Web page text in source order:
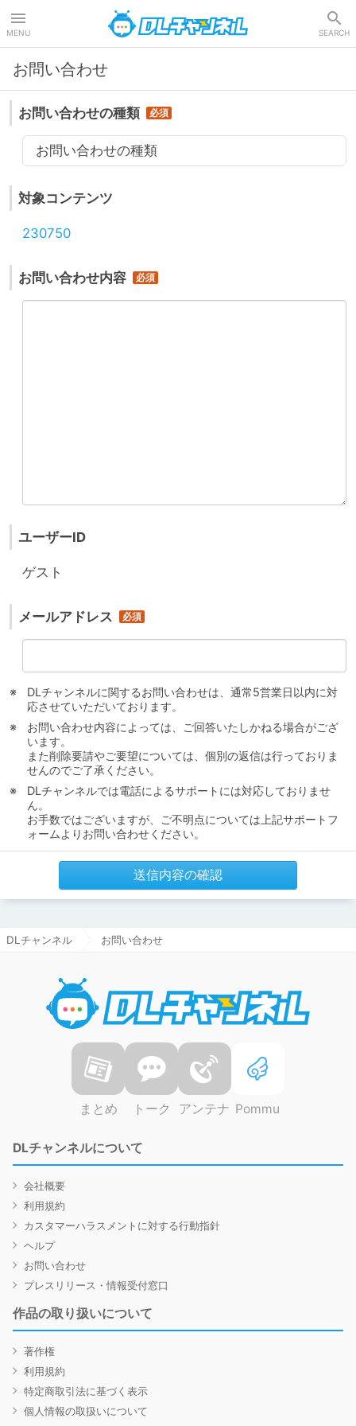
MENU SEARCH
お問い合わせ
お問い合わせの種類
お問い合わせの種類
対象コンテンツ
230750
お問い合わせ内容
ユーザーID
ゲスト
メールアドレス
DLチャンネルに関するお問い合わせは、通常5営業日以内に対
応させていただいております。
お問い合わせ内容によっては、ご回答いたしかねる場合がござ
います。
また削除要請やご要望については、個別の返信は行っておりま
せんのでご了承ください。
DLチャンネルでは電話によるサポートには対応しておりませ
ん。
お手数ではございますが、ご不明点については上記サポートフ
ォームよりお問い合わせください。
送信内容の確認
DLチャンネル お問い合わせ
まとめ トーク アンテナ Pommu
DLチャンネルについて
会社概要
利用規約
カスタマーハラスメントに対する行動指針
ヘルプ
お問い合わせ
プレスリリース・情報受付窓口
作品の取り扱いについて
著作権
利用規約
特定商取引法に基づく表示
個人情報の取扱いについて